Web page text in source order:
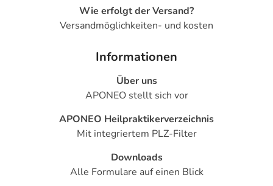
Wie erfolgt der Versand?
Versandmöglichkeiten- und kosten
Informationen
Über uns
APONEO stellt sich vor
APONEO Heilpraktikerverzeichnis
Mit integriertem PLZ-Filter
Downloads
Alle Formulare auf einen Blick